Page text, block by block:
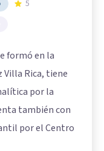
5
formó en la
Villa Rica, tiene
por la
también con
por el Centro